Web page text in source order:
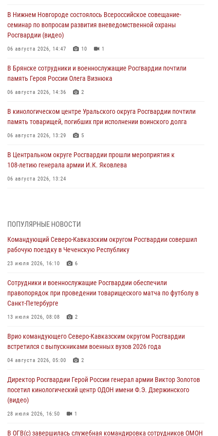
В Нижнем Новгороде состоялось Всероссийское совещание-
семинар по вопросам развития вневедомственной охраны
Росгвардии (видео)
06 августа 2026, 14:47 10 1
В Брянске сотрудники и военнослужащие Росгвардии почтили
память Героя России Олега Визнюка
06 августа 2026, 14:36 2
В кинологическом центре Уральского округа Росгвардии почтили
память товарищей, погибших при исполнении воинского долга
06 августа 2026, 13:29 5
В Центральном округе Росгвардии прошли мероприятия к
108‑летию генерала армии И.К. Яковлева
06 августа 2026, 13:24
06 августа 2026, 12:35 1
Росгвардейцы провели выставку вооружения для участников сбора
«Гвардеец» в Пензе (видео)
06 августа 2026, 12:00
В Курске росгвардейцы приняли участие в митинге, посвященном
второй годовщине вторжения ВСУ на территорию области
06 августа 2026, 11:56
угрожавшего подростку травматическим пистолетом
06 августа 2026, 11:33
крупная нарколаборатория
ПОПУЛЯРНЫЕ НОВОСТИ
Командующий Северо-Кавказским округом Росгвардии совершил
рабочую поездку в Чеченскую Республику
23 июля 2026, 16:10 6
Сотрудники и военнослужащие Росгвардии обеспечили
правопорядок при проведении товарищеского матча по футболу в
Санкт-Петербурге
13 июля 2026, 08:08 2
Врио командующего Северо-Кавказским округом Росгвардии
встретился с выпускниками военных вузов 2026 года
04 августа 2026, 05:00 2
Директор Росгвардии Герой России генерал армии Виктор Золотов
посетил кинологический центр ОДОН имени Ф.Э. Дзержинского
(видео)
28 июля 2026, 16:50 1
В ОГВ(с) завершилась служебная командировка сотрудников ОМОН